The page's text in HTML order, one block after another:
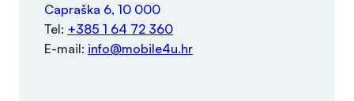
Capraška 6, 10 000
Tel: +385 1 64 72 360
E-mail: info@mobile4u.hr